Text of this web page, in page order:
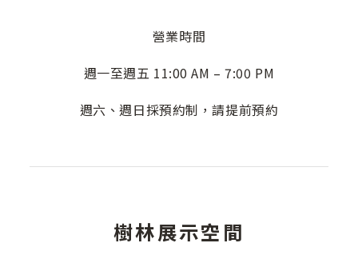
營業時間
週一至週五 11:00 AM – 7:00 PM
週六、週日採預約制，請提前預約
樹林展示空間